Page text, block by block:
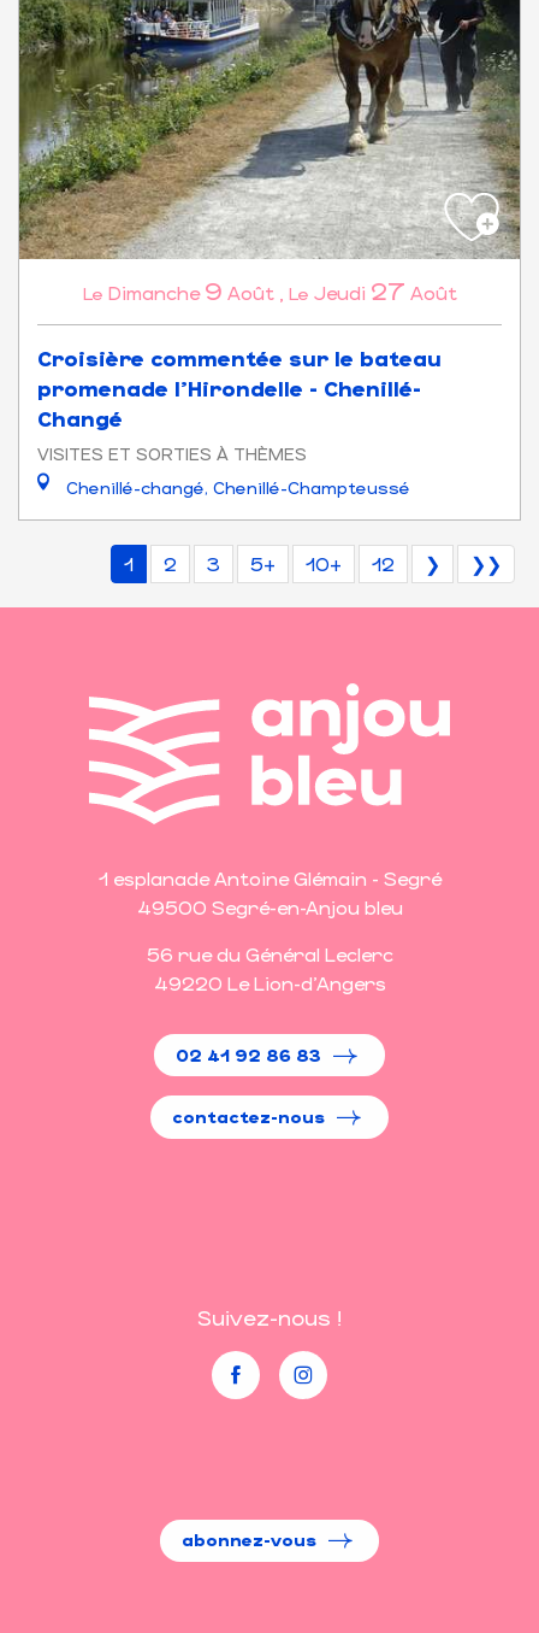
Le Dimanche 9 Août, Le Jeudi 27 Août
Croisière commentée sur le bateau
promenade l'Hirondelle - Chenillé-
Changé
VISITES ET SORTIES À THÈMES
Chenillé-changé, Chenillé-Champteussé
1 2 3 5+ 10+ 12 ❯ ❯❯
1 esplanade Antoine Glémain - Segré
49500 Segré-en-Anjou bleu
56 rue du Général Leclerc
49220 Le Lion-d'Angers
02 41 92 86 83
contactez-nous
Suivez-nous !
abonnez-vous